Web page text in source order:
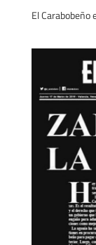
El Carabobeño